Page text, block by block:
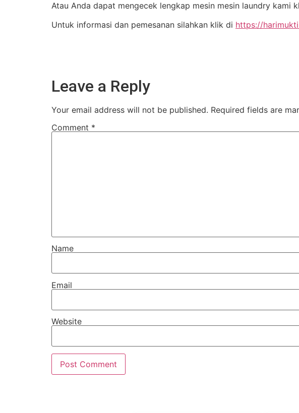
Atau Anda dapat mengecek lengkap mesin mesin laundry kami
Untuk informasi dan pemesanan silahkan klik di https://
Leave a Reply
Your email address will not be published. Required fields are
Comment *
Name
Email
Website